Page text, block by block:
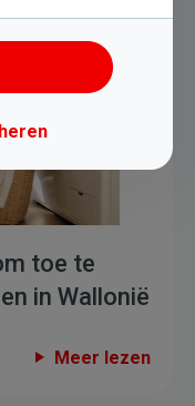
toe te
in Wallonië
Meer lezen